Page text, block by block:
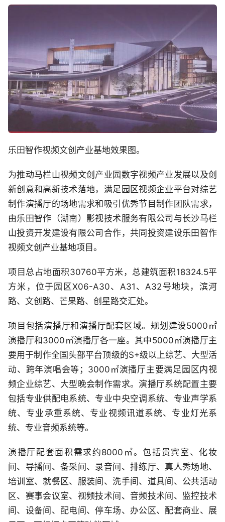
乐田智作视频文创产业基地效果图。
为推动马栏山视频文创产业园数字视频产业发展以及创
新创意和高新技术落地，满足园区视频企业平台对综艺
制作演播厅的场地需求和吸引优秀节目制作团队需求，
由乐田智作（湖南）影视技术服务有限公司与长沙马栏
山投资开发建设有限公司合作，共同投资建设乐田智作
视频文创产业基地项目。
项目总占地面积30760平方米，总建筑面积18324.5平
方米，位于园区X06-A30、A31、A32号地块，滨河
路、文创路、芒果路、创星路交汇处。
项目包括演播厅和演播厅配套区域。规划建设5000㎡
演播厅和3000㎡演播厅各一座。其中5000㎡演播厅主
要用于制作全国头部平台顶级的S+级以上综艺、大型活
动、跨年演唱会等；3000㎡演播厅主要满足园区内视
频企业综艺、大型晚会制作需求。演播厅系统配置主要
包括专业供配电系统、专业中央空调系统、专业声学系
统、专业承重系统、专业视频讯道系统、专业灯光系
统、专业音频系统等。
演播厅配套面积需求约8000㎡。包括贵宾室、化妆
间、导播间、备采间、录音间、排练厅、真人秀场地、
培训室、就餐区、服装间、洗手间、道具间、公共活动
区、赛事会议室、视频技术间、音频技术间、监控技术
间、设备间、配电间、停车场、办公区、配套商业、展